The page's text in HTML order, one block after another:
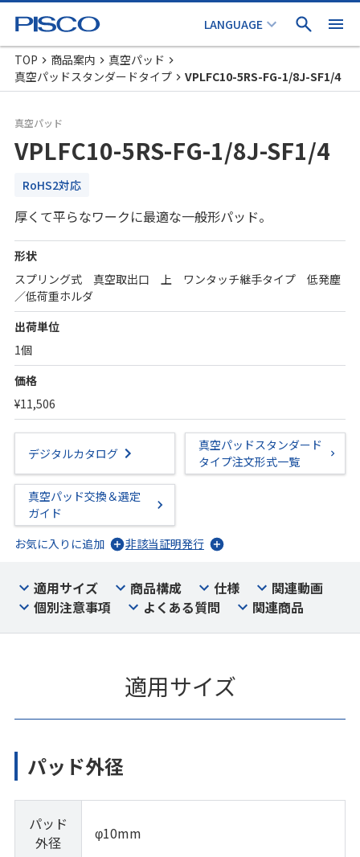
TOP 商品案内
真空パッド
真空パッドスタンダードタイプ
VPLFC10-5RS-FG-1/8J-SF1/4
真空パッド
VPLFC10-5RS-FG-1/8J-SF1/4
RoHS2対応
厚くて平らなワークに最適な一般形パッド。
形状
スプリング式 真空取出口 上 ワンタッチ継手タイプ 低発塵
／低荷重ホルダ
出荷単位
1個
価格
¥11,506
デジタルカタログ
真空パッドスタンダード
タイプ注文形式一覧
真空パッド交換＆選定
ガイド
お気に入りに追加
非該当証明発行
適用サイズ 商品構成 仕様
関連動画
個別注意事項
よくある質問 関連商品
適用サイズ
パッド外径
パッド
外径
φ10mm